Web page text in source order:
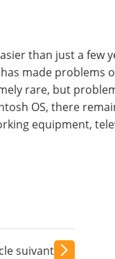
than just a few
made problems
rare, but
OS, there
equipment,
suivant